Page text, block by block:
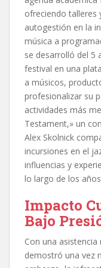
ofreciendo talleres
autogestión en la
música a
se desarrolló del 5
festival en una
a músicos,
profesionalizar su
actividades más
Testament,» un
Alex Skolnick
incursiones en el
influencias y
lo largo de los
Impacto
Bajo
Con una
demostró una vez